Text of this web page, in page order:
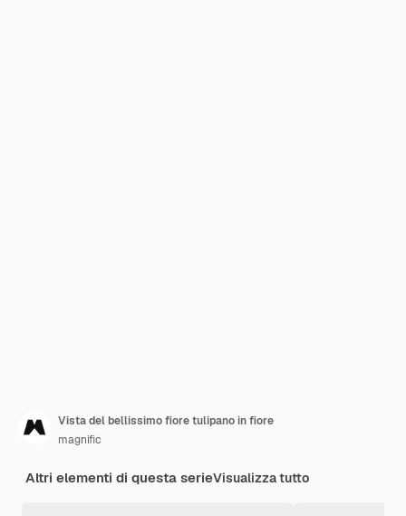
Vista del bellissimo fiore tulipano in fiore
magnific
Altri elementi di questa serieVisualizza tutto